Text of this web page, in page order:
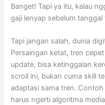
Banget! Tapi ya itu, kalau
gaji lenyap sebelum tanggal
Tapi jangan salah, dunia
Persaingan ketat, tren
update, bisa ketinggalan
scroll ini, bukan cuma skill
adaptasi sama tren.
harus ngerti algoritma